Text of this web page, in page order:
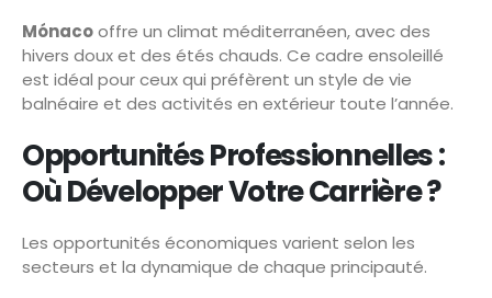
Mónacooffre un climat méditerranéen, avec des
hivers doux et des étés chauds. Ce cadre ensoleillé
est idéal pour ceux qui préfèrent un style de vie
balnéaire et des activités en extérieur toute l’année.
Opportunités Professionnelles :
Où Développer Votre Carrière ?
Les opportunités économiques varient selon les
secteurs et la dynamique de chaque principauté.